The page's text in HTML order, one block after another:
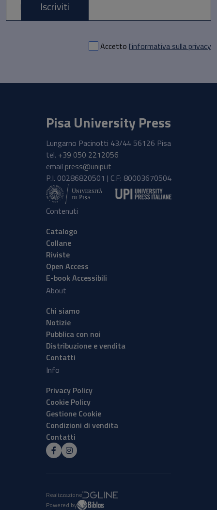
E-mail *
Accetto l'informativa sulla privacy
Iscriviti
Pisa University Press
Lungarno Pacinotti 43/44 56126 Pisa
tel. +39 050 2212056
email press@unipi.it
P.I. 00286820501 | C.F: 80003670504
Contenuti
Catalogo
Collane
Riviste
Open Access
E-book Accessibili
About
Chi siamo
Notizie
Pubblica con noi
Distribuzione e vendita
Contatti
Info
Privacy Policy
Cookie Policy
Gestione Cookie
Condizioni di vendita
Contatti
Realizzazione
Powered by